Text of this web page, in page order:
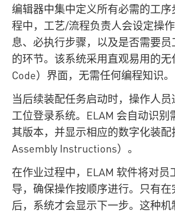
编辑器中集中定义所有必需的工
程中，工艺/流程负责人会设定操
息、必执行步骤，以及是否需要员
的环节。该系统采用直观易用的
Code）界面，无需任何编程知识。
当后续装配任务启动时，操作人
工位登录系统。ELAM 会自动识别
其版本，并显示相应的数字化装
Assembly Instructions）。
在作业过程中，ELAM 软件将对员
导，确保操作按顺序进行。只有
后，系统才会显示下一步。这种